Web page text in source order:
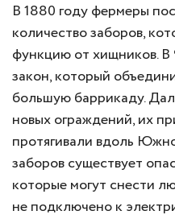
В 1880 году фермеры
количество заборов,
функцию от хищников. В
закон, который
большую баррикаду.
новых ограждений, их
протягивали вдоль
заборов существует
которые могут снести
не подключено к